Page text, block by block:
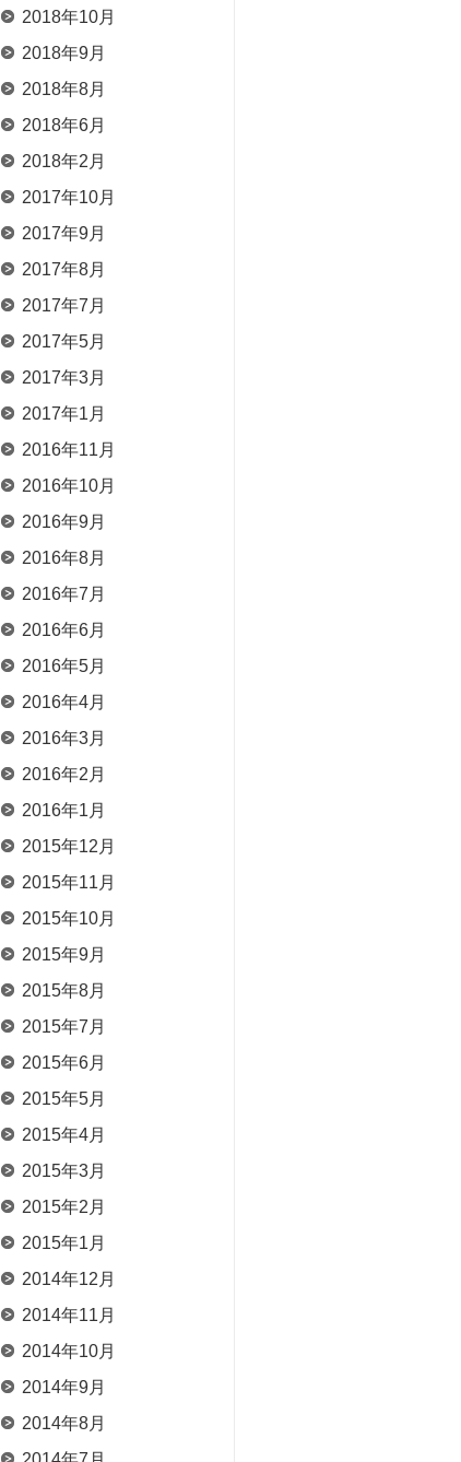
2018年10月
2018年9月
2018年8月
2018年6月
2018年2月
2017年10月
2017年9月
2017年8月
2017年7月
2017年5月
2017年3月
2017年1月
2016年11月
2016年10月
2016年9月
2016年8月
2016年7月
2016年6月
2016年5月
2016年4月
2016年3月
2016年2月
2016年1月
2015年12月
2015年11月
2015年10月
2015年9月
2015年8月
2015年7月
2015年6月
2015年5月
2015年4月
2015年3月
2015年2月
2015年1月
2014年12月
2014年11月
2014年10月
2014年9月
2014年8月